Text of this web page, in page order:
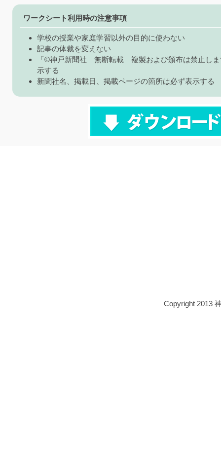
ワークシート利用時の注意事項
学校の授業や家庭学習以外の目的に使わない
記事の体裁を変えない
「©神戸新聞社 無断転載 複製および頒布は禁止しま
示する
新聞社名、掲載日、掲載ページの箇所は必ず表示する
Copyright 2013